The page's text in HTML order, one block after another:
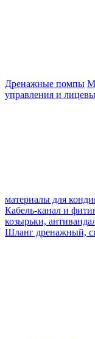
Дренажные помпы
управления и
материалы для
Кабель-канал и
козырьки,
Шланг дренажный,